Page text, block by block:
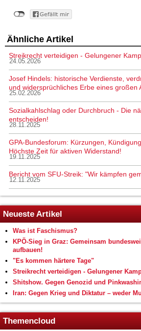
Ähnliche Artikel
Streikrecht verteidigen - Gelungener
24.05.2026
Josef Hindels: historische Verdienste,
und widersprüchliches Erbe eines großen
25.02.2026
Sozialkahlschlag oder Durchbruch - Die
entscheiden!
28.11.2025
GPA-Bundesforum: Kürzungen,
Höchste Zeit für aktiven Widerstand!
19.11.2025
Bericht vom SFU-Streik: "Wir kämpfen
12.11.2025
Neueste Artikel
Was ist Faschismus?
KPÖ-Sieg in Graz: Gemeinsam
aufbauen!
"Es kommen härtere Tage"
Streikrecht verteidigen - Gelungener
Shitshow. Gegen Genozid und
Iran: Gegen Krieg und Diktatur – weder
Themencloud